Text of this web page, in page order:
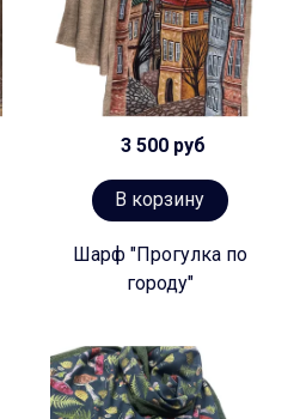
3 500 руб
В корзину
Шарф "Прогулка по
городу"